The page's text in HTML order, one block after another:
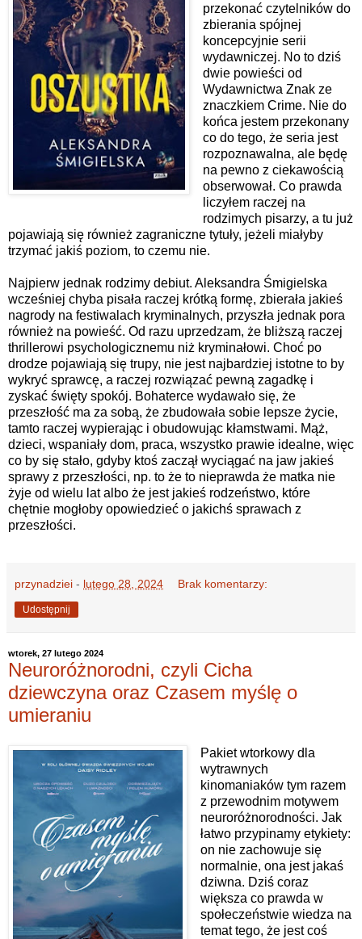
przekonać czytelników do
zbierania spójnej
koncepcyjnie serii
wydawniczej. No to dziś
dwie powieści od
Wydawnictwa Znak ze
znaczkiem Crime. Nie do
końca jestem przekonany
co do tego, że seria jest
rozpoznawalna, ale będę
na pewno z ciekawością
obserwował. Co prawda
liczyłem raczej na
rodzimych pisarzy, a tu już
pojawiają się również zagraniczne tytuły, jeżeli miałyby
trzymać jakiś poziom, to czemu nie.
Najpierw jednak rodzimy debiut. Aleksandra Śmigielska
wcześniej chyba pisała raczej krótką formę, zbierała jakieś
nagrody na festiwalach kryminalnych, przyszła jednak pora
również na powieść. Od razu uprzedzam, że bliższą raczej
thrillerowi psychologicznemu niż kryminałowi. Choć po
drodze pojawiają się trupy, nie jest najbardziej istotne to by
wykryć sprawcę, a raczej rozwiązać pewną zagadkę i
zyskać święty spokój. Bohaterce wydawało się, że
przeszłość ma za sobą, że zbudowała sobie lepsze życie,
tamto raczej wypierając i obudowując kłamstwami. Mąż,
dzieci, wspaniały dom, praca, wszystko prawie idealne, więc
co by się stało, gdyby ktoś zaczął wyciągać na jaw jakieś
sprawy z przeszłości, np. to że to nieprawda że matka nie
żyje od wielu lat albo że jest jakieś rodzeństwo, które
chętnie mogłoby opowiedzieć o jakichś sprawach z
przeszłości.
przynadziei - lutego 28, 2024 Brak komentarzy:
Udostępnij
wtorek, 27 lutego 2024
Neuroróżnorodni, czyli Cicha
dziewczyna oraz Czasem myślę o
umieraniu
Pakiet wtorkowy dla
wytrawnych
kinomaniaków tym razem
z przewodnim motywem
neuroróżnorodności. Jak
łatwo przypinamy etykiety:
on nie zachowuje się
normalnie, ona jest jakaś
dziwna. Dziś coraz
większa co prawda w
społeczeństwie wiedza na
temat tego, że jest coś